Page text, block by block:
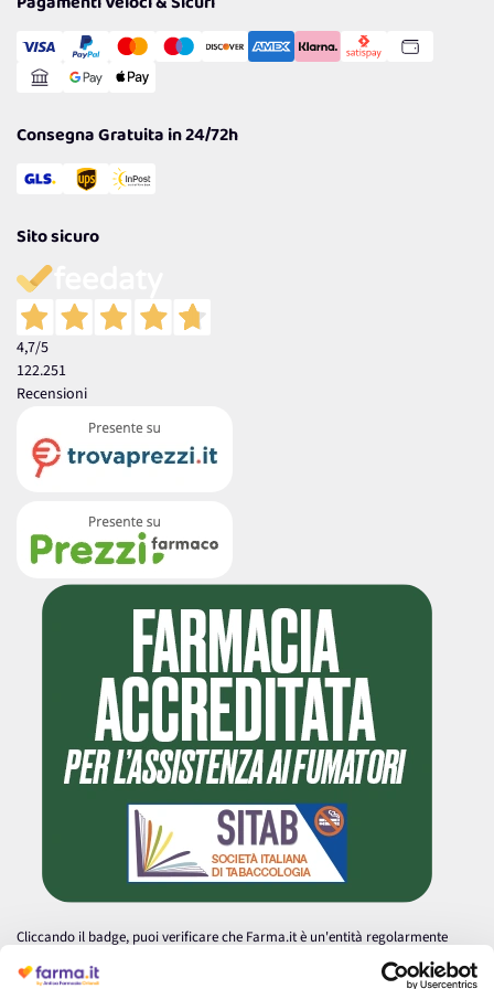
Gestisci Cookie
Reso Facile e Veloce
Consegna Gratuita in 24/72h
Sito sicuro
4,7/5
122.251
Recensioni
Cliccando il badge, puoi verificare che Farma.it è un'entità regolarmente
autorizzata dal Ministero della Salute a effettuare la vendita online di
medicinali.